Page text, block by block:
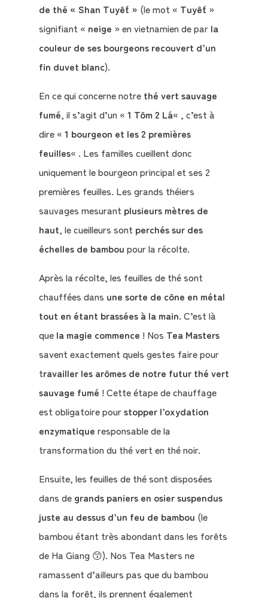
de thé « Shan Tuyết » (le mot « Tuyết »
signifiant « neige » en vietnamien de parla
couleur de ses bourgeons recouvert d’un
fin duvet blanc).
En ce qui concerne notre thé vert sauvage
fumé, il s’agit d’un « 1 Tôm 2 Lá« , c’est à
dire « 1 bourgeon et les 2 premières
feuilles« . Les familles cueillent donc
uniquement le bourgeon principal et ses 2
premières feuilles. Les grands théiers
sauvages mesurant plusieurs mètres de
haut, le cueilleurs sont perchés sur des
échelles de bambou pour la récolte.
Après la récolte, les feuilles de thé sont
chauffées dans une sorte de cône en métal
tout en étant brassées à la main. C’est là
que la magie commence ! Nos Tea Masters
savent exactement quels gestes faire pour
travailler les arômes de notre futur thé vert
sauvage fumé ! Cette étape de chauffage
est obligatoire pourstopper l’oxydation
enzymatique responsable de la
transformation du thé vert en thé noir.
Ensuite, les feuilles de thé sont disposées
dans de grands paniers en osier suspendus
juste au dessus d’un feu de bambou (le
bambou étant très abondant dans les forêts
de Ha Giang 😙). Nos Tea Masters ne
ramassent d’ailleurs pas que du bambou
dans la forêt, ils prennent également